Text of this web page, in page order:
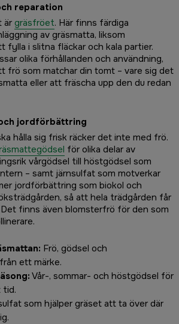
reparation
är gräsfröet. Här finns färdiga
av gräsmatta, liksom
fylla i slitna fläckar och kala partier.
olika förhållanden och användning,
frö som matchar din tomt – vare sig det
eller att fräscha upp den du redan
jordförbättring
hålla sig frisk räcker det inte med frö.
för olika delar av
vårgödsel till höstgödsel som
– samt järnsulfat som motverkar
jordförbättring som biokol och
så att hela trädgården får
finns även blomsterfrö för den som
Frö, gödsel och
ett märke.
Vår-, sommar- och höstgödsel för
tid.
som hjälper gräset att ta över där